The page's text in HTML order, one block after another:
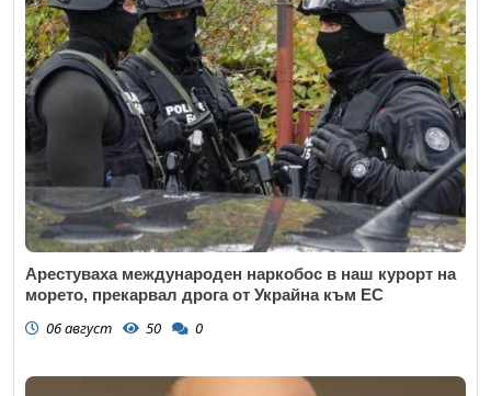
Арестуваха международен наркобос в наш курорт на
морето, прекарвал дрога от Украйна към ЕС
06 август 50 0